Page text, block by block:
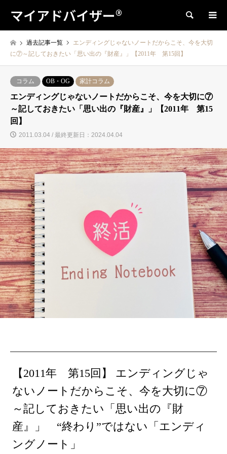
マイアドバイザー® 検索
過去記事一覧
エンディングじゃないノートだからこそ、今を大切
に⑦～記しておきたい「思い出の『財産』」【2011年 第15回】
コラム OB・OG 家計コラム
エンディングじゃないノートだからこそ、今を大切に⑦
～記しておきたい「思い出の『財産』」【2011年 第15
回】
2011.03.04 / 最終更新日：2024.04.04
【2011年 第15回】 エンディングじゃ
ないノートだからこそ、今を大切に⑦
～記しておきたい「思い出の『財
産』」 “終わり ”ではない「エンデ ィ
ング ノ ート」